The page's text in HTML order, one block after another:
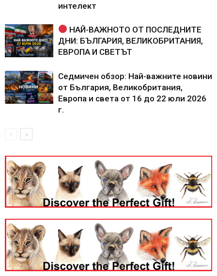
интелект
НАЙ-ВАЖНОТО ОТ ПОСЛЕДНИТЕ
ДНИ: БЪЛГАРИЯ, ВЕЛИКОБРИТАНИЯ,
ЕВРОПА И СВЕТЪТ
Седмичен обзор: Най-важните новини
от България, Великобритания,
Европа и света от 16 до 22 юли 2026
г.